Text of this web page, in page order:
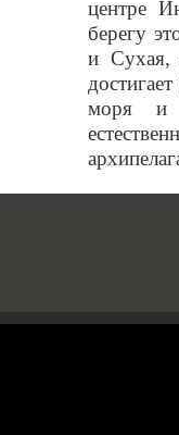
центре
берегу
и Сухая,
моря и